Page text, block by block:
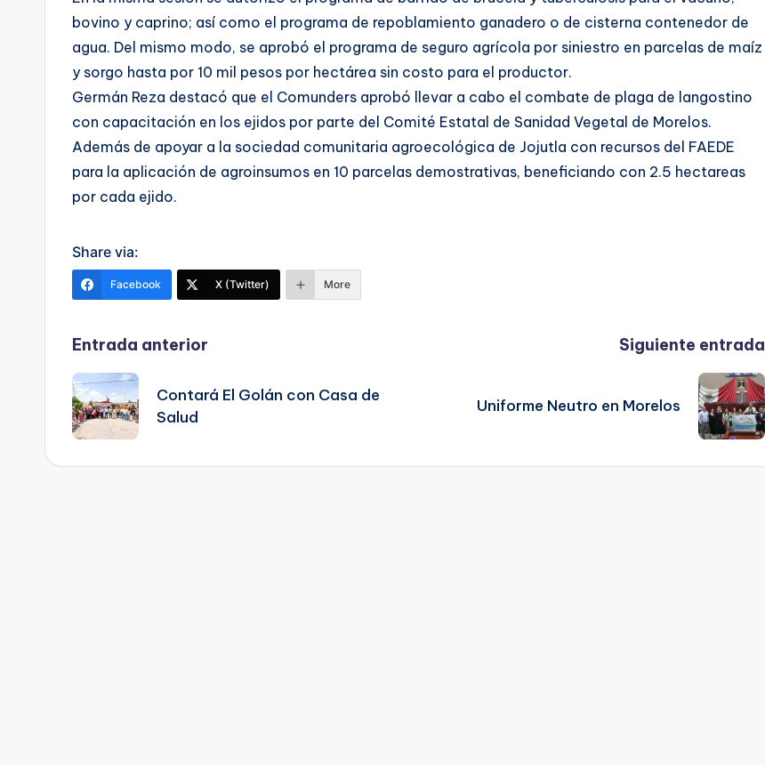
bovino y caprino; así como el programa de repoblamiento ganadero o de cisterna contenedor de
agua. Del mismo modo, se aprobó el programa de seguro agrícola por siniestro en parcelas de maíz
y sorgo hasta por 10 mil pesos por hectárea sin costo para el productor.
Germán Reza destacó que el Comunders aprobó llevar a cabo el combate de plaga de langostino
con capacitación en los ejidos por parte del Comité Estatal de Sanidad Vegetal de Morelos.
Además de apoyar a la sociedad comunitaria agroecológica de Jojutla con recursos del FAEDE
para la aplicación de agroinsumos en 10 parcelas demostrativas, beneficiando con 2.5 hectareas
por cada ejido.
Share via:
Facebook X (Twitter) More
Navegación
de
entradas
Entrada anterior
Contará El Golán con Casa de
Salud
Siguiente entrada
Uniforme Neutro en Morelos